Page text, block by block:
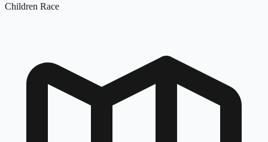
Children Race